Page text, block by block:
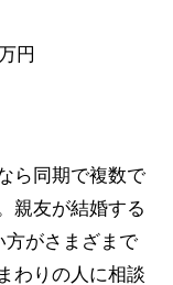
円
ら同期で複数で
親友が結婚する
がさまざまで
わりの人に相談